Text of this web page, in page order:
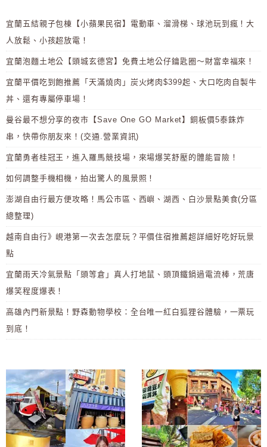
宜蘭五結親子包棟【小蘋果民宿】電動車、溜滑梯、球池玩到瘋！大
人放鬆、小孩超放電！
宜蘭泡麵土地公【頭城玄德宮】免費土地公仔鑰匙圈～財富幸福來！
宜蘭平價吃到飽推薦「天滿燒肉」炭火烤肉$399起、大口吃肉自製牛
丼、還有專屬停車場！
曼谷最不想分享的夜市【Save One GO Market】銅板價5泰銖炸
串，快帶你朋友來！(交通.營業資訊)
宜蘭勇者桂冠王，進入羅馬競技場，來場爆笑舒壓的體能冒險！
如何調整手機相機，拍出驚人的風景照！
澎湖自由行最方便攻略！馬公市區、西嶼、湖西、白沙景點美食(分區
總整理)
越南自由行》峴港第一次去怎麼玩？平價住宿推薦超詳細好吃好玩景
點
宜蘭雨天冷氣景點「頭等倉」真人打地鼠、頭頂鐵鍋過電流棒，荒唐
爆笑程度爆表！
高雄內門新景點！野森動物學校：全台唯一紅白狐狸谷體驗，一票玩
到底！